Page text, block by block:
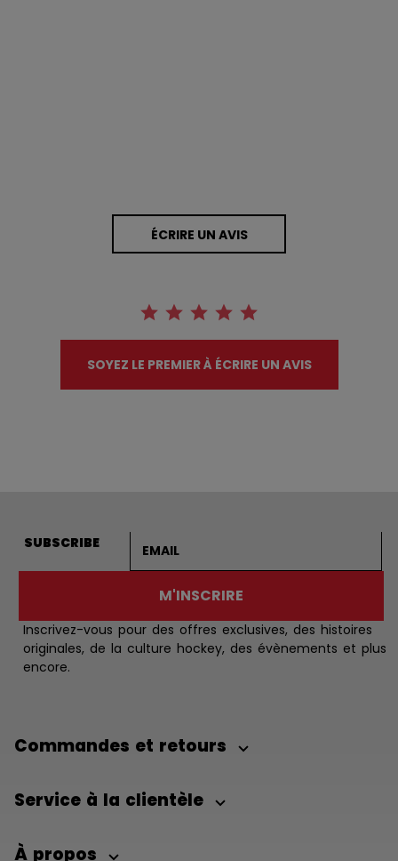
ÉCRIRE UN AVIS
SOYEZ LE PREMIER À ÉCRIRE UN AVIS
SUBSCRIBE
M'INSCRIRE
Inscrivez-vous pour des offres exclusives, des histoires
originales, de la culture hockey, des évènements et plus
encore.
Commandes et retours
Service à la clientèle
À propos